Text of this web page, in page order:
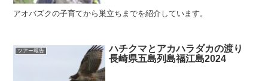
アオバズクの子育てから巣立ちまでを紹介しています。
ツアー報告
ハチクマとアカハラダカの渡り
長崎県五島列島福江島2024